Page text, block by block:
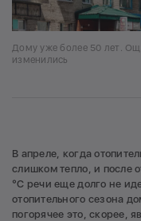
Дому уже более 50 лет.
изменились
В апреле, когда
слишком тепло, и после
°C речи еще долго не
отопительного сезона
погорячее это, скорее,